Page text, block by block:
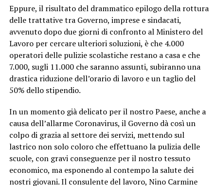
Eppure, il risultato del drammatico epilogo della rottura
delle trattative tra Governo, imprese e sindacati,
avvenuto dopo due giorni di confronto al Ministero del
Lavoro per cercare ulteriori soluzioni, è che 4.000
operatori delle pulizie scolastiche restano a casa e che
7.000, sugli 11.000 che saranno assunti, subiranno una
drastica riduzione dell’orario di lavoro e un taglio del
50% dello stipendio.
In un momento già delicato per il nostro Paese, anche a
causa dell’allarme Coronavirus, il Governo dà così un
colpo di grazia al settore dei servizi, mettendo sul
lastrico non solo coloro che effettuano la pulizia delle
scuole, con gravi conseguenze per il nostro tessuto
economico, ma esponendo al contempo la salute dei
nostri giovani. Il consulente del lavoro, Nino Carmine